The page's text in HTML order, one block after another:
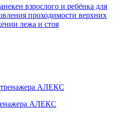
взрослого и ребёнка для
проходимости верхних
лежа и стоя
АЛЕКС